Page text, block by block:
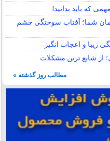
که باید بدانید!
شما؛ آفتاب سوختگی چشم
زیبا و اعجاب انگیز
از شایع ترین مشکلات
مطالب روز گذشته »